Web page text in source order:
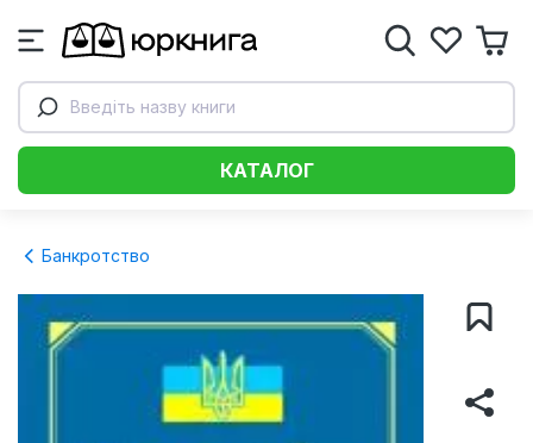
Введіть назву книги
КАТАЛОГ
Банкротство